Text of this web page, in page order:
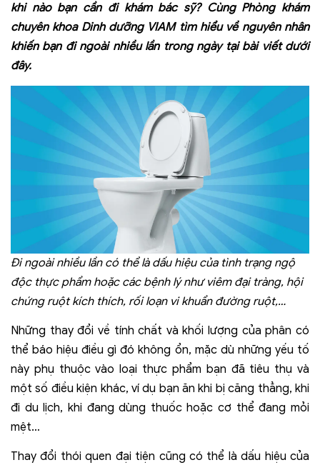
khi nào bạn cần đi khám bác sỹ? Cùng Phòng khám
chuyên khoa Dinh dưỡng VIAM tìm hiểu về nguyên nhân
khiến bạn đi ngoài nhiều lầntrong ngày tại bài viết dưới
đây.
Đi ngoài nhiều lần có thể là dấu hiệu của tình trạng ngộ
độc thực phẩm hoặc các bệnh lý như viêm đại tràng, hội
chứng ruột kích thích, rối loạn vi khuẩn đường ruột,…
Những thay đổi về tính chất và khối lượng của phân có
thể báo hiệu điều gì đó không ổn, mặc dù những yếu tố
này phụ thuộc vào loại thực phẩm bạn đã tiêu thụ và
một số điều kiện khác, ví dụ bạn ăn khi bị căng thẳng, khi
đi du lịch, khi đang dùng thuốc hoặc cơ thể đang mỏi
mệt…
Thay đổi thói quen đại tiện cũng có thể là dấu hiệu của